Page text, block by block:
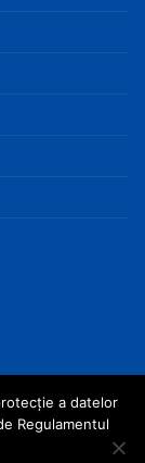
a datelor
Regulamentul